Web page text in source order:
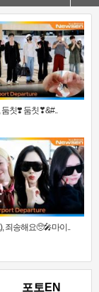
둠칫❣️ 둠칫❣&#..
죄송해요🥺🎤마이..
포토EN